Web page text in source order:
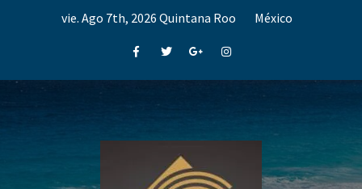
vie. Ago 7th, 2026 Quintana Roo México
FacebookTwitterGoogle+Instagram